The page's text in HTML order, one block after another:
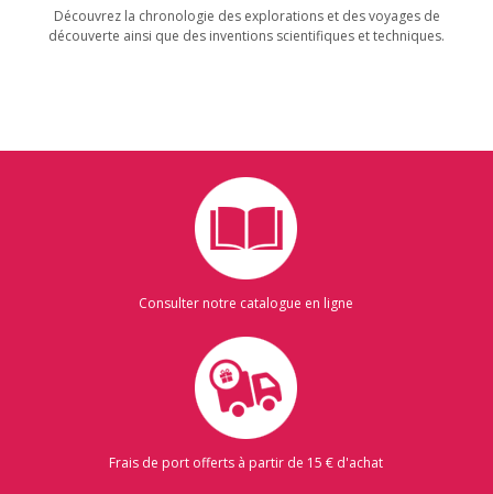
Découvrez la chronologie des explorations et des voyages de
découverte ainsi que des inventions scientifiques et techniques.
Consulter notre catalogue en ligne
Frais de port offerts à partir de 15 € d'achat